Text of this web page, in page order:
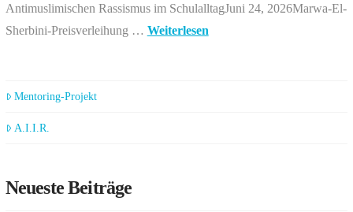
Antimuslimischen Rassismus im SchulalltagJuni 24, 2026Marwa-El-
Sherbini-Preisverleihung … Weiterlesen
Mentoring-Projekt
A.I.I.R.
Neueste Beiträge